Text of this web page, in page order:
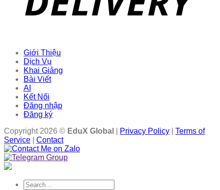
Giới Thiệu
Dịch Vụ
Khai Giảng
Bài Viết
AI
Kết Nối
Đăng nhập
Đăng ký
Copyright 2026 © EduX Global Privacy Policy
Terms of
Service
Contact
Search